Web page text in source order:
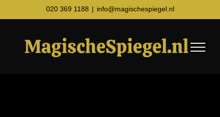
naar
020 369 1188 | info@magischespiegel.nl